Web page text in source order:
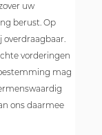
uw
berust. Op
overdraagbaar.
vorderingen
mag
ons daarmee